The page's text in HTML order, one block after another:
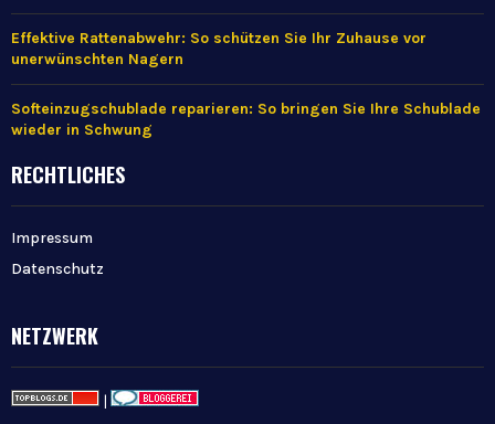
Effektive Rattenabwehr: So schützen Sie Ihr Zuhause vor
unerwünschten Nagern
Softeinzugschublade reparieren: So bringen Sie Ihre Schublade
wieder in Schwung
RECHTLICHES
Impressum
Datenschutz
NETZWERK
|